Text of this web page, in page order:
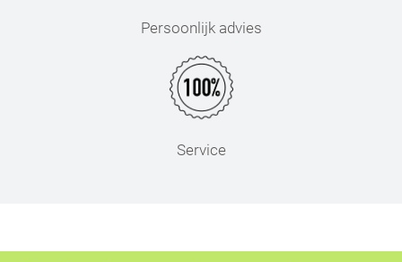
Persoonlijk advies
Service